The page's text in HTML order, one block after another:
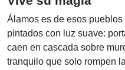
Álamos es de esos
pintados con luz suave:
caen en cascada sobre
tranquilo que solo rompen